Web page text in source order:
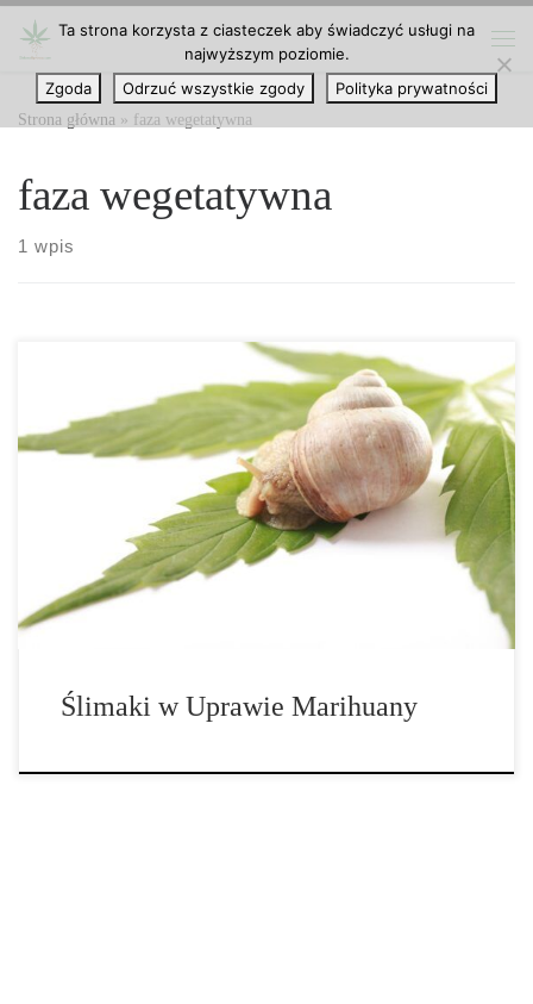
Przejdź do treści
Strona główna » faza wegetatywna
faza wegetatywna
1 wpis
Jak radzić sobie ze ślimakami w uprawie marihuany? Ślimaki
mogą nie stanowić dla Ciebie żadnego zagrożenia. W
rzeczywistości większość z nas może spędzić miesiące nie myśląc o
tych powolnych stworzeniach i o tym, jak wygląda ich dzień. Ale
jeśli uprawiasz konopie indyjskie, musisz być bardziej świadomy.
Jeśli uprawiasz marihuanę na […]
Ślimaki w Uprawie Marihuany
Ta strona korzysta z ciasteczek aby świadczyć usługi na
najwyższym poziomie.
Zgoda
Odrzuć wszystkie zgody Polityka prywatności